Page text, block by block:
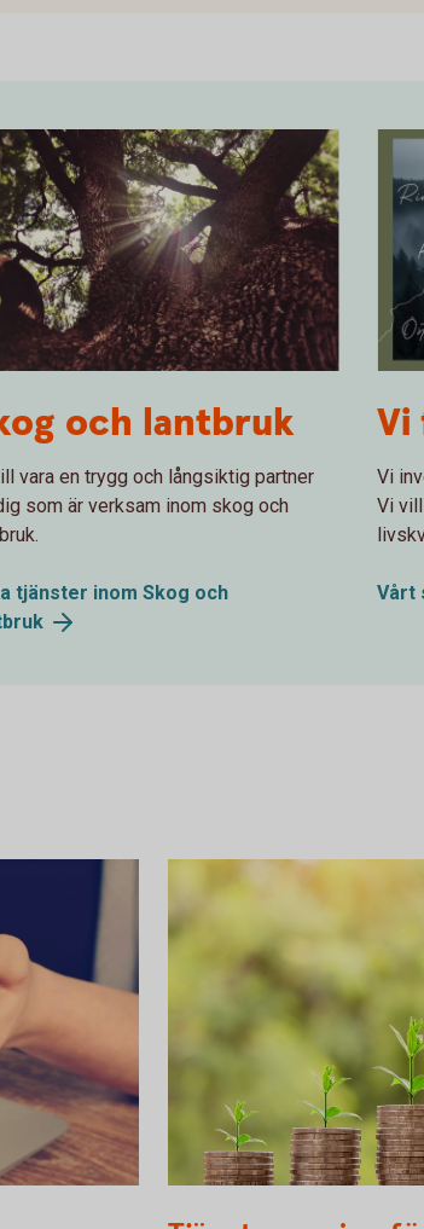
och lantbruk
vara en trygg och långsiktig partner
som är verksam inom skog och
tjänster inom Skog och
Vi
Vi
Vi
Vårt